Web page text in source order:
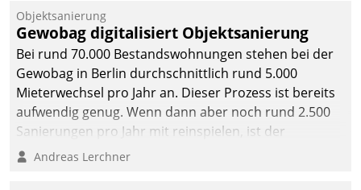
Objektsanierung
Gewobag digitalisiert Objektsanierung
Bei rund 70.000 Bestandswohnungen stehen bei der
Gewobag in Berlin durchschnittlich rund 5.000
Mieterwechsel pro Jahr an. Dieser Prozess ist bereits
aufwendig genug. Wenn dann aber noch rund 2.500
Sanierungen pro Jahr mit reinspielen, ist der
Betreuungs- und Organisationsaufwand immens. Im
Andreas Lerchner